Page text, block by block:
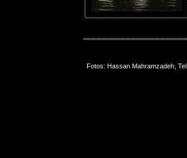
Fotos: Hassan Mahramzadeh,